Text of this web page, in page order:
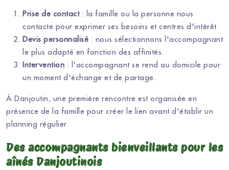
Prise de contact: la famille ou la personne nous
contacte pour exprimer ses besoins et centres d'intérêt.
Devis personnalisé : nous sélectionnons l'accompagnant
le plus adapté en fonction des affinités.
Intervention : l'accompagnant se rend au domicile pour
un moment d'échange et de partage.
À Danjoutin, une première rencontre est organisée en
présence de la famille pour créer le lien avant d'établir un
planning régulier.
Des accompagnants bienveillants pour les
aînés Danjoutinois